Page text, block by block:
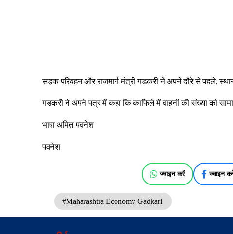
सड़क परिवहन और राजमार्ग मंत्री गडकरी ने अपने दौरे से पहले,
गडकरी ने अपने पत्र में कहा कि काफिले में वाहनों की संख्या को
भाषा अमित पवनेश
पवनेश
ज्वाइन करें ज्वाइन
#Maharashtra Economy Gadkari